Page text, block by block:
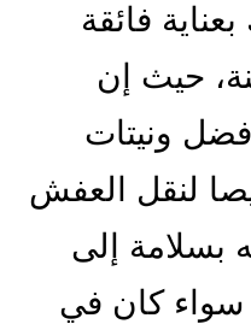
فائقة
حيث إن
ونيتات
لنقل العفش
بسلامة إلى
سواء كان في